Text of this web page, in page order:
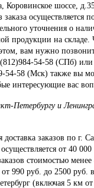
Коровинское шоссе,
осуществляется
уточнения о
продукции на складе.
вам нужно
54-58 (СПб) или
54-58 (Мск) также вы
интересующие вас
Петербургу и
доставка заказов по г.
от 40 000
стоимостью
от 990 руб. до 2500 руб.
(включая 5 км